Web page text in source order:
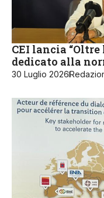
CEI lancia
dedicato alla
30 Luglio 2026